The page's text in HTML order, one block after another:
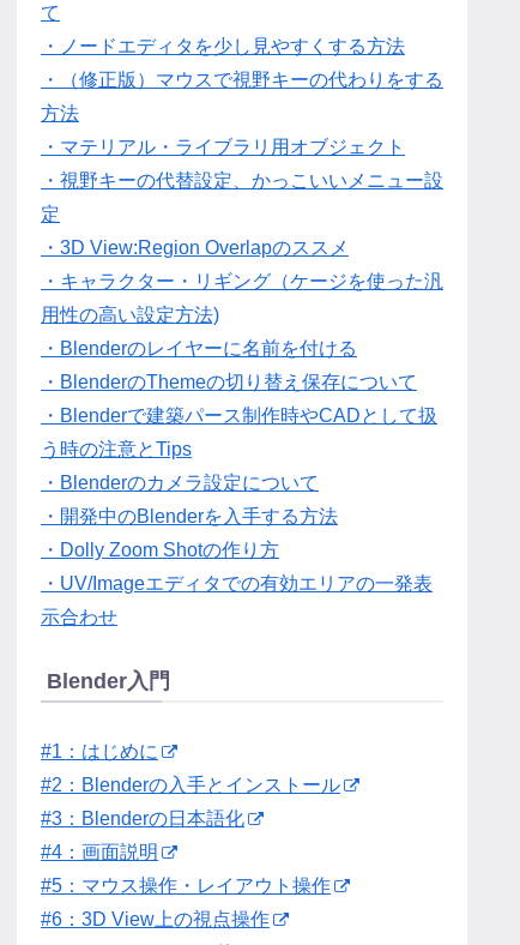
て
・ノードエディタを少し見やすくする方法
・（修正版）マウスで視野キーの代わりをする
方法
・マテリアル・ライブラリ用オブジェクト
・視野キーの代替設定、かっこいいメニュー設
定
・3D View:Region Overlapのススメ
・キャラクター・リギング（ケージを使った汎
用性の高い設定方法)
・Blenderのレイヤーに名前を付ける
・BlenderのThemeの切り替え保存について
・Blenderで建築パース制作時やCADとして扱
う時の注意とTips
・Blenderのカメラ設定について
・開発中のBlenderを入手する方法
・Dolly Zoom Shotの作り方
・UV/Imageエディタでの有効エリアの一発表
示合わせ
Blender入門
#1：はじめに
#2：Blenderの入手とインストール
#3：Blenderの日本語化
#4：画面説明
#5：マウス操作・レイアウト操作
#6：3D View上の視点操作